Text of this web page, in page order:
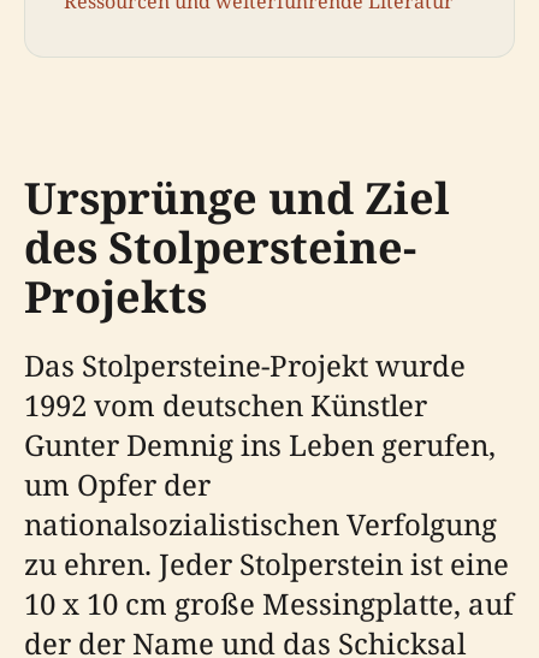
Ursprünge und Ziel
des Stolpersteine-
Projekts
Das Stolpersteine-Projekt wurde
1992 vom deutschen Künstler
Gunter Demnig ins Leben gerufen,
um Opfer der
nationalsozialistischen Verfolgung
zu ehren. Jeder Stolperstein ist eine
10 x 10 cm große Messingplatte, auf
der der Name und das Schicksal